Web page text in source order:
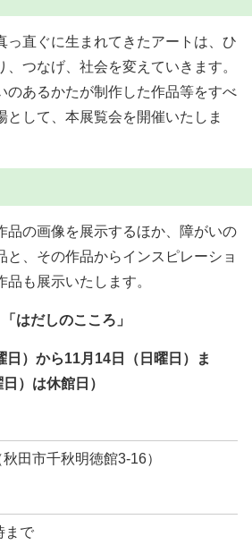
っ直ぐに生まれてきたアートは、ひ
、つなげ、社会を変えていきます。
のあるかたが制作した作品等をすべ
として、本展覧会を開催いたしま
品の画像を展示するほか、障がいの
と、その作品からインスピレーショ
も展示いたします。
はだしのこころ」
日）から11月14日（日曜日）ま
）は休館日）
田市千秋明徳館3-16）
まで